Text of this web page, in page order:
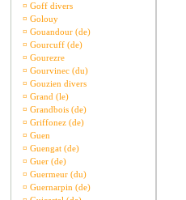
¤ Goff divers
¤ Golouy
¤ Gouandour (de)
¤ Gourcuff (de)
¤ Gourezre
¤ Gourvinec (du)
¤ Gouzien divers
¤ Grand (le)
¤ Grandbois (de)
¤ Griffonez (de)
¤ Guen
¤ Guengat (de)
¤ Guer (de)
¤ Guermeur (du)
¤ Guernarpin (de)